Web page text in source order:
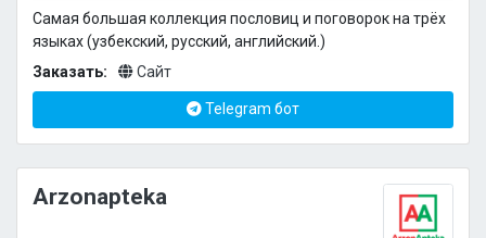
Самая большая коллекция пословиц и поговорок на трёх
языках (узбекский, русский, английский.)
Заказать:
Сайт
Telegram бот
Arzonapteka